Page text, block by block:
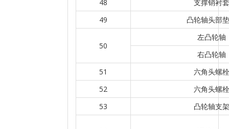
48
支撑销衬套
49
凸轮轴头部
50
左凸轮轴
右凸轮轴
51
六角头螺栓
52
六角头螺栓
53
凸轮轴支架